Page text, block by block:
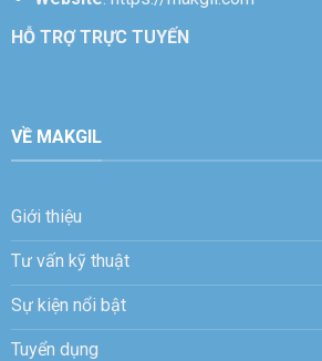
HỖ TRỢ TRỰC TUYẾN
Sale 1
VỀ MAKGIL
Giới thiệu
Tư vấn kỹ thuật
Sự kiện nổi bật
Tuyển dụng